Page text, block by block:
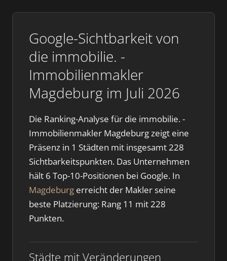
Google-Sichtbarkeit von
die immobilie. -
Immobilienmakler
Magdeburg im Juli 2026
Die Ranking-Analyse für die immobilie. -
Immobilienmakler Magdeburg zeigt eine
Präsenz in 1 Städten mit insgesamt 228
Sichtbarkeitspunkten. Das Unternehmen
hält 6 Top-10-Positionen bei Google. In
Magdeburg erreicht der Makler seine
beste Platzierung: Rang 11 mit 228
Punkten.
Städte mit Veränderungen